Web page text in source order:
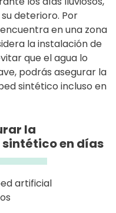
deterioro. Por
en una zona
la instalación de
que el agua lo
podrás asegurar la
sintético incluso en
la
en días